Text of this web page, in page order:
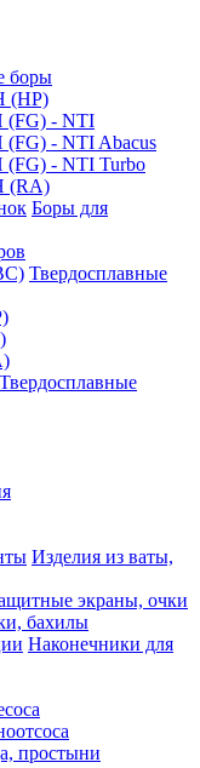
боры
(HP)
(FG) - NTI
- NTI Abacus
(FG) - NTI Turbo
(RA)
Боры для
Твердосплавные
Твердосплавные
Изделия из ваты,
экраны, очки
бахилы
Наконечники для
простыни